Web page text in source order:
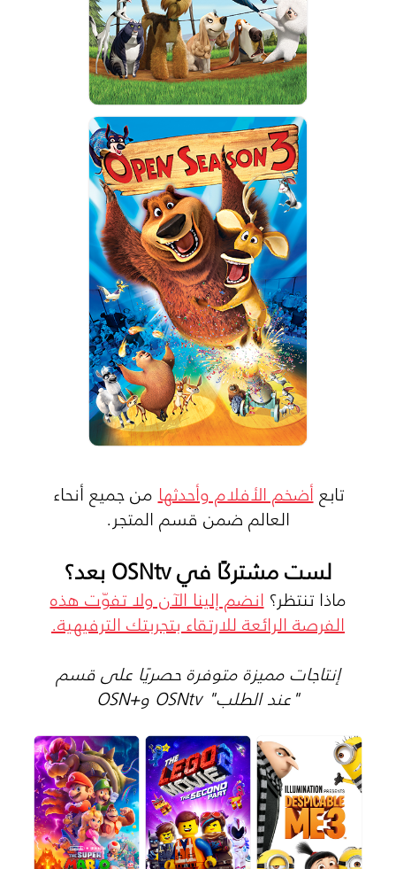
تابعأضخم الأفلام وأحدثهامن جميع أنحاء
العالم ضمن قسم المتجر.
لست مشتركًا في OSNtv بعد؟
ماذا تنتظر؟انضم إلينا الآن ولا تفوّت هذه
الفرصة الرائعة للارتقاء بتجربتك الترفيهية.
إنتاجات مميزة متوفرة حصريًا على قسم
"عند الطلب" OSNtv و+OSN